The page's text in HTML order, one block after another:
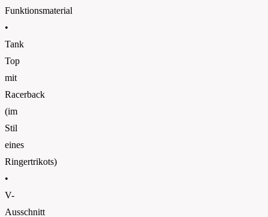
Funktionsmaterial
•
Tank
Top
mit
Racerback
(im
Stil
eines
Ringertrikots)
•
V-
Ausschnitt